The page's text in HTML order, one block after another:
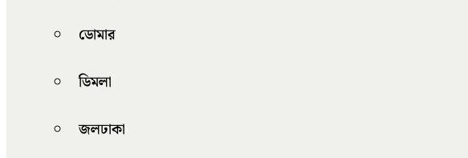
ডোমার
ডিমলা
জলঢাকা